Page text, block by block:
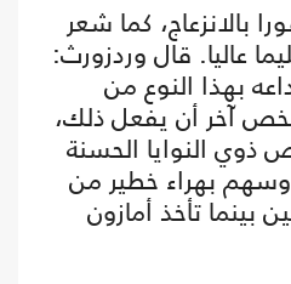
بالانزعاج، كما شعر
عاليا. قال وردزورث:
بهذا النوع من
آخر أن يفعل ذلك،
ذوي النوايا الحسنة
بهراء خطير من
بينما تأخذ أمازون